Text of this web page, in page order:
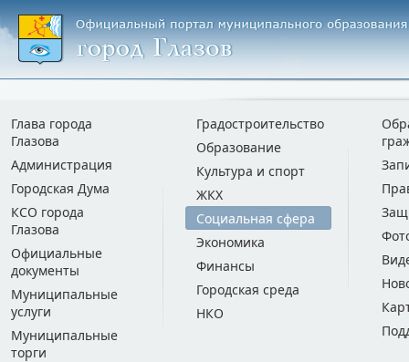
Глава города
Глазова
Администрация
Городская Дума
КСО города
Глазова
Официальные
документы
Муниципальные
услуги
Муниципальные
торги
Градостроительство
Образование
Культура и спорт
ЖКХ
Социальная сфера
Экономика
Финансы
Городская среда
НКО